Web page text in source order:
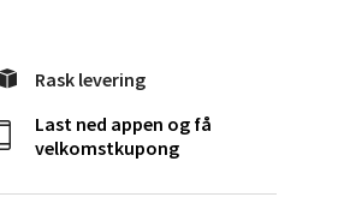
Rask levering
Last ned appen og få
velkomstkupong